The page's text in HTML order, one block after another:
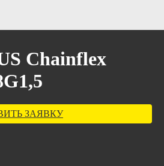
Chainflex
ЗАЯВКУ